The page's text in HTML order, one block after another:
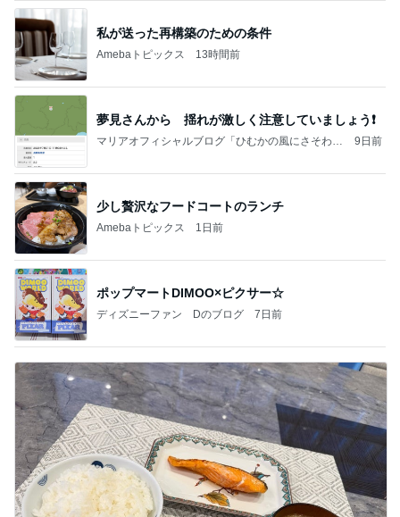
私が送った再構築のための条件
Amebaトピックス 13時間前
夢見さんから 揺れが激しく注意していましょう❗️
マリアオフィシャルブログ「ひむかの風にさそわれ
9日前
少し贅沢なフードコートのランチ
Amebaトピックス 1日前
ポップマートDIMOO×ピクサー☆
ディズニーファン Dのブログ 7日前